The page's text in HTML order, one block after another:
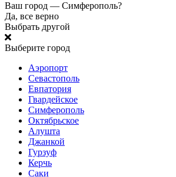
Ваш город — Симферополь?
Да, все верно
Выбрать другой
Выберите город
Аэропорт
Севастополь
Евпатория
Гвардейское
Симферополь
Октябрьское
Алушта
Джанкой
Гурзуф
Керчь
Саки